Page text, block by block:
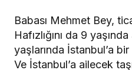
Babası Mehmet Bey,
Hafızlığını da 9
yaşlarında İstanbul’a
Ve İstanbul’a ailecek